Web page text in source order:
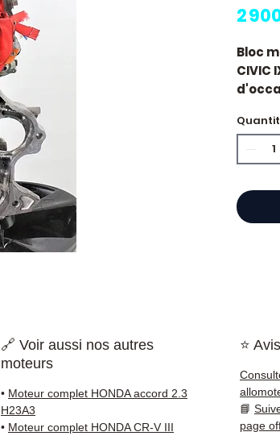
2
Bloc
CIVIC
fuites
de
de
🔗 Voir aussi nos autres
moteurs
• Moteur complet HONDA accord 2.3
H23A3
• Moteur complet HONDA CR-V III
⭐
📘
page